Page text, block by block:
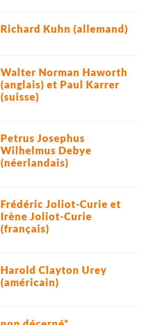
Richard Kuhn (allemand)
Walter Norman Haworth
(anglais) et Paul Karrer
(suisse)
Petrus Josephus
Wilhelmus Debye
(néerlandais)
Frédéric Joliot-Curie et
Irène Joliot-Curie
(français)
Harold Clayton Urey
(américain)